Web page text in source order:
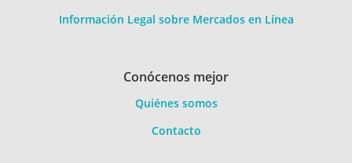
Información Legal sobre Mercados en Línea
Conócenos mejor
Quiénes somos
Contacto